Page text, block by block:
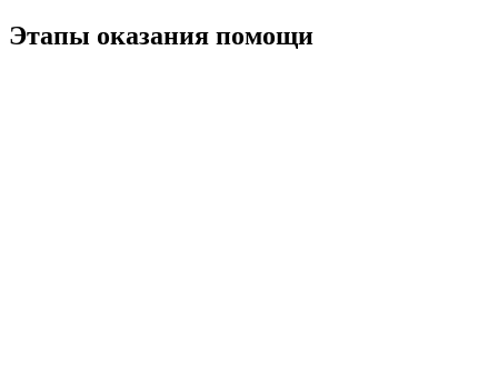
Этапы оказания помощи